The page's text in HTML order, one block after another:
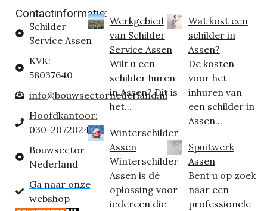
Contactinformatie:
Schilder
Service Assen
KVK:
58037640
info@bouwsectornederland.nl
Hoofdkantoor:
030-2072024
Bouwsector
Nederland
Ga naar onze
webshop
Werkgebied
van Schilder
Service Assen
Wilt u een
schilder huren
in Assen? Dit is
het...
Winterschilder
Assen
Winterschilder
Assen is dé
oplossing voor
iedereen die
Wat kost een
schilder in
Assen?
De kosten
voor het
inhuren van
een schilder in
Assen...
Spuitwerk
Assen
Bent u op zoek
naar een
professionele